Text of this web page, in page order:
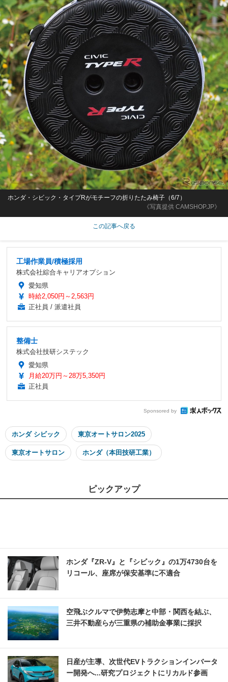
《写真提供 CAMSHOP.JP》
ホンダ・シビック・タイプRがモチーフの折りたたみ椅子（6/7）
この記事へ戻る
工場作業員/積極採用
株式会社綜合キャリアオプション
愛知県
時給2,050円～2,563円
正社員 / 派遣社員
整備士
株式会社技研システック
愛知県
月給20万円～28万5,350円
正社員
Sponsored by
ホンダ シビック 東京オートサロン2025
東京オートサロン ホンダ（本田技研工業）
ピックアップ
ホンダ『ZR-V』と『シビック』の1万4730台を
リコール、座席が保安基準に不適合
空飛ぶクルマで伊勢志摩と中部・関西を結ぶ、
三井不動産らが三重県の補助金事業に採択
日産が主導、次世代EVトラクションインバータ
ー開発へ...研究プロジェクトにリカルド参画